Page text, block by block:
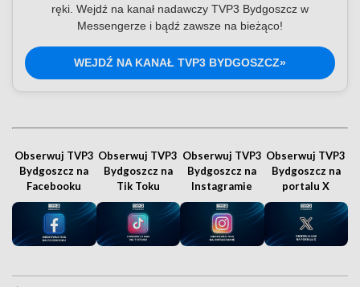
ręki. Wejdź na kanał nadawczy TVP3 Bydgoszcz w
Messengerze i bądź zawsze na bieżąco!
WEJDŹ NA KANAŁ TVP3 BYDGOSZCZ»
Obserwuj TVP3
Bydgoszcz na
Facebooku
Obserwuj TVP3
Bydgoszcz na
Tik Toku
Obserwuj TVP3
Bydgoszcz na
Instagramie
Obserwuj TVP3
Bydgoszcz na
portalu X